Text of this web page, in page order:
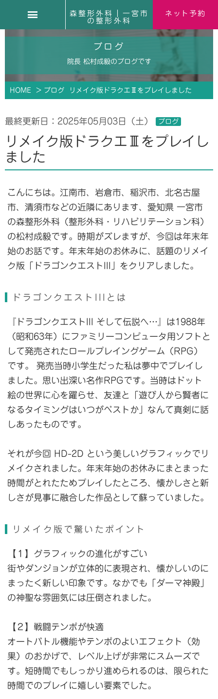
森整形外科｜一宮市
の整形外科
ネット予約
ブログ
院長 松村成毅のブログです
HOME > ブログ リメイク版ドラクエⅢをプレイしました
最終更新日： 2025年05月03日（土） ブログ
リメイク版ドラクエⅢをプレイし
ました
こんにちは。江南市、岩倉市、稲沢市、北名古屋
市、清須市などの近隣にあります、愛知県 一宮市
の森整形外科（整形外科・リハビリテーション科）
の松村成毅です。時期がズレますが、今回は年末年
始のお話です。年末年始のお休みに、話題のリメイ
ク版「ドラゴンクエストIII」をクリアしました。
ドラゴンクエストIIIとは
『ドラゴンクエストIII そして伝説へ…』は1988年
（昭和63年）にファミリーコンピュータ用ソフトと
して発売されたロールプレイングゲーム（RPG）
です。 発売当時小学生だった私は夢中でプレイし
ました。思い出深い名作RPGです。当時はドット
絵の世界に心を躍らせ、友達と「遊び人から賢者に
なるタイミングはいつがベストか」なんて真剣に話
しあったものです。
それが今回 HD-2D という美しいグラフィックでリ
メイクされました。年末年始のお休みにまとまった
時間がとれたためプレイしたところ、懐かしさと新
しさが見事に融合した作品として蘇っていました。
リメイク版で驚いたポイント
【１】グラフィックの進化がすごい
街やダンジョンが立体的に表現され、懐かしいのに
まったく新しい印象です。なかでも「ダーマ神殿」
の神聖な雰囲気には圧倒されました。
【２】戦闘テンポが快適
オートバトル機能やテンポのよいエフェクト（効
果）のおかげで、レベル上げが非常にスムーズで
す。短時間でもしっかり進められるのは、限られた
時間でのプレイに嬉しい要素でした。